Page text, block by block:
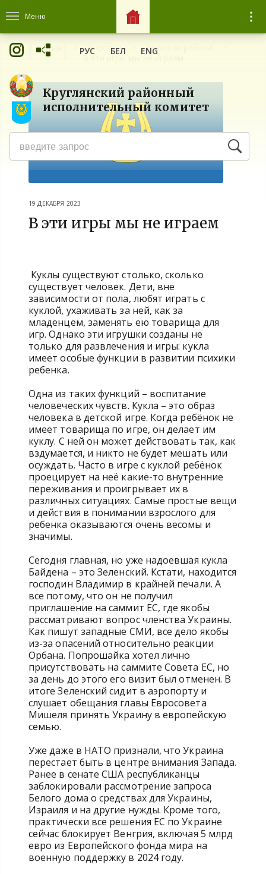
Меню
Круглянский районный
исполнительный комитет
РУС БЕЛ ENG
Главная Новости
Новости района
В эти игры мы не играем
19 ДЕКАБРЯ 2023
В эти игры мы не играем
Куклы существуют столько, сколько
существует человек. Дети, вне
зависимости от пола, любят играть с
куклой, ухаживать за ней, как за
младенцем, заменять ею товарища для
игр. Однако эти игрушки созданы не
только для развлечения и игры: кукла
имеет особые функции в развитии психики
ребенка.
Одна из таких функций – воспитание
человеческих чувств. Кукла – это образ
человека в детской игре. Когда ребёнок не
имеет товарища по игре, он делает им
куклу. С ней он может действовать так, как
вздумается, и никто не будет мешать или
осуждать. Часто в игре с куклой ребёнок
проецирует на неё какие-то внутренние
переживания и проигрывает их в
различных ситуациях. Самые простые вещи
и действия в понимании взрослого для
ребенка оказываются очень весомы и
значимы.
Сегодня главная, но уже надоевшая кукла
Байдена – это Зеленский. Кстати, находится
господин Владимир в крайней печали. А
все потому, что он не получил
приглашение на саммит ЕС, где якобы
рассматривают вопрос членства Украины.
Как пишут западные СМИ, все дело якобы
из-за опасений относительно реакции
Орбана. Попрошайка хотел лично
присутствовать на саммите Совета ЕС, но
за день до этого его визит был отменен. В
итоге Зеленский сидит в аэропорту и
слушает обещания главы Евросовета
Мишеля принять Украину в европейскую
семью.
Уже даже в НАТО признали, что Украина
перестает быть в центре внимания Запада.
Ранее в сенате США республиканцы
заблокировали рассмотрение запроса
Белого дома о средствах для Украины,
Израиля и на другие нужды. Кроме того,
практически все решения ЕС по Украине
сейчас блокирует Венгрия, включая 5 млрд
евро из Европейского фонда мира на
военную поддержку в 2024 году.